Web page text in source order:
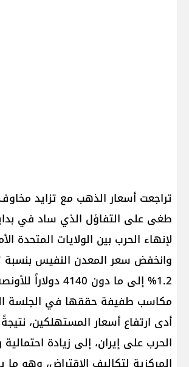
تراجعت أسعار الذهب مع تزايد
طغى على التفاؤل الذي ساد في
لإنهاء الحرب بين ​الولايات المتحدة
وانخفض سعر المعدن النفيس
1.2% إلى ما دون 4140
مكاسب طفيفة حققها في الجلسة
أدى ارتفاع أسعار المستهلكين،
الحرب على إيران، إلى زيادة احتمالية